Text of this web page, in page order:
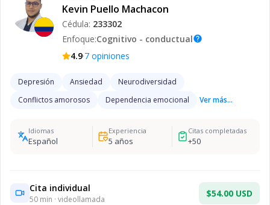
Kevin Puello Machacon
Cédula: 233302
Enfoque:Cognitivo - conductualhelp
4.9·7 opiniones
Depresión Ansiedad
Neurodiversidad
Conflictos amorosos
Dependencia emocional Ver más...
Idiomas
Español
Experiencia
5 años
Citas completadas
+50
Cita individual
50 min · videollamada
$54.00 USD